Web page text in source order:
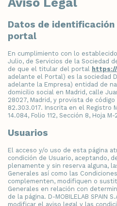
Datos de
portal
En cumplimiento con lo
Julio, de Servicios de la Sociedad
de que el titular del portal
adelante el Portal) es la sociedad D-
adelante la Empresa) entidad de
domicilio social en Madrid, calle
28027, Madrid, y provista de
82.303.017. Inscrita en el Registro
14.084, Folio 112, Sección 8, Hoja
Usuarios
El acceso y/o uso de esta página
condición de Usuario, aceptando,
plenamente y sin reserva alguna,
Generales así como las
complementen, modifiquen o
Generales en relación con
de la página. D-MOBILELAB SPAIN
modificar el aviso legal y las